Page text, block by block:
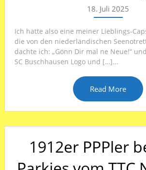
18. Juli 2025
Ich hatte also eine meiner Lieblings-
die von den niederländischen
dachte ich: „Gönn Dir mal ne Neue!“
SC Buschhausen Logo und […]...
Read More
1912er PPPler